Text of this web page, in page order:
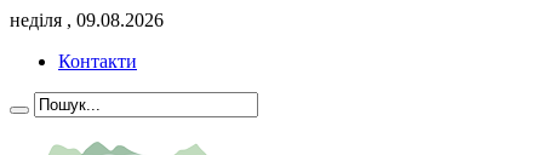
неділя , 09.08.2026
Контакти